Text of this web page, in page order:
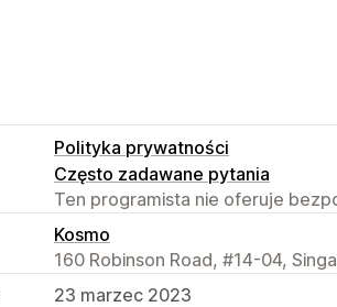
Polityka prywatności
Często zadawane pytania
Ten programista nie oferuje
Kosmo
160 Robinson Road, #14-04,
23 marzec 2023